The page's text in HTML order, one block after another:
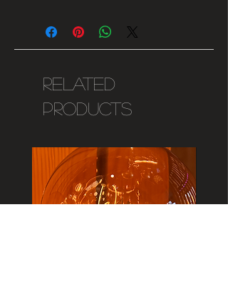
2700K
220-240V
Related
Products